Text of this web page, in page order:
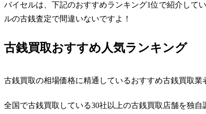
バイセルは、下記のおすすめランキング1位で紹介して
ルの古銭査定で間違いないですよ！
古銭買取おすすめ人気ランキング
古銭買取の相場価格に精通しているおすすめ古銭買取業
全国で古銭買取している30社以上の古銭買取店舗を独